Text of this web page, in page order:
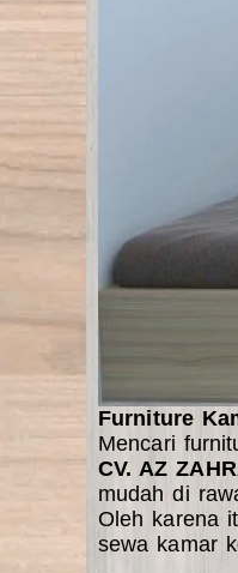
Furniture
Mencari
CV. AZ
mudah di
Oleh karena
sewa kamar